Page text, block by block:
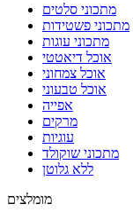
מתכוני סלטים
מתכוני פשטידות
מתכוני עוגות
אוכל דיאטטי
אוכל צמחוני
אוכל טבעוני
אפייה
מרקים
עוגיות
מתכוני שוקולד
ללא גלוטן
מומלצים